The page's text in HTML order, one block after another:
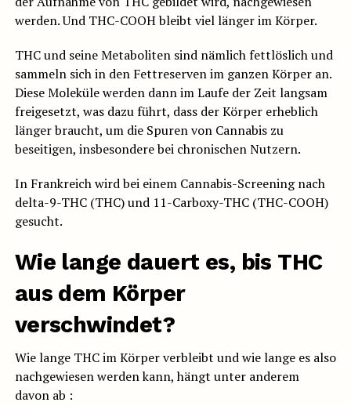
werden. Und THC-COOH bleibt viel länger im Körper.
THC und seine Metaboliten sind nämlich fettlöslich und
sammeln sich in den Fettreserven im ganzen Körper an.
Diese Moleküle werden dann im Laufe der Zeit langsam
freigesetzt, was dazu führt, dass der Körper erheblich
länger braucht, um die Spuren von Cannabis zu
beseitigen, insbesondere bei chronischen Nutzern.
In Frankreich wird bei einem Cannabis-Screening nach
delta-9-THC (THC) und 11-Carboxy-THC (THC-COOH)
gesucht.
Wie lange dauert es, bis THC
aus dem Körper
verschwindet?
Wie lange THC im Körper verbleibt und wie lange es also
nachgewiesen werden kann, hängt unter anderem
davon ab :